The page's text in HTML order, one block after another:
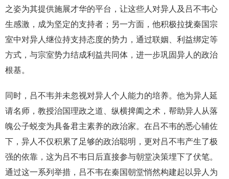
之姿为其提供施展才华的平台，让这些人对异人及吕不韦心
生感激，成为坚定的支持者；另一方面，他积极拉拢秦国宗
室中对异人继位持支持态度的势力，通过联姻、利益绑定等
方式，与宗室势力结成利益共同体，进一步巩固异人的政治
根基。
同时，吕不韦并未忽视对异人个人能力的培养。他为异人延
请名师，教授治国理政之道、纵横捭阖之术，帮助异人从落
魄公子蜕变为具备君主素养的政治家。在吕不韦的悉心辅佐
下，异人不仅积累了足够的政治聪明，更对吕不韦产生了极
强的依靠，这为吕不韦日后直接参与朝堂决策埋下了伏笔。
通过这一系列举措，吕不韦在秦国朝堂悄然构建起以异人为